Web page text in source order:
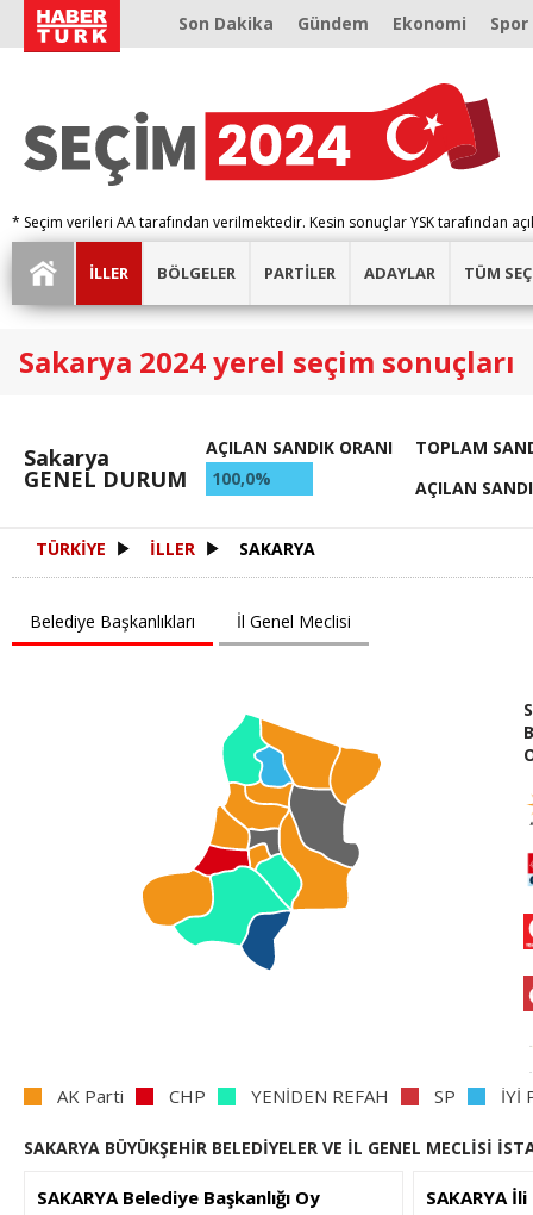
Son Dakika Gündem Ekonomi Spor
* Seçim verileri AA tarafından verilmektedir. Kesin sonuçlar YSK tarafından
İLLER BÖLGELER PARTİLER ADAYLAR TÜM
Sakarya 2024 yerel seçim sonuçları
Sakarya
GENEL DURUM
AÇILAN SANDIK ORANI
100,0%
TOPLAM
AÇILAN
TÜRKİYE İLLER SAKARYA
Belediye Başkanlıkları İl Genel Meclisi
AK Parti CHP YENİDEN REFAH SP İYİ
SAKARYA BÜYÜKŞEHİR BELEDİYELER VE İL GENEL MECLİSİ
SAKARYA Belediye Başkanlığı Oy
SAKARYA